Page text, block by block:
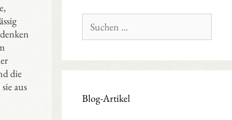
die
aus
nach:
Blog-Artikel